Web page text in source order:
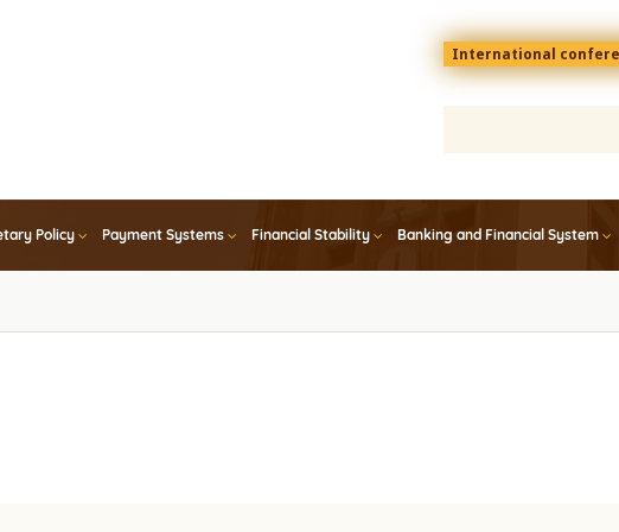
Menu
top
En
International
Policy Payment Systems Financial Stability Banking and Financial System